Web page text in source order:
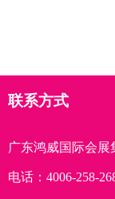
联系方式
广东鸿威国际会展
电话：4006-258-